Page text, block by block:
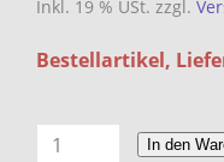
Inkl. 19 % USt. zzgl.
Bestellartikel,
In den